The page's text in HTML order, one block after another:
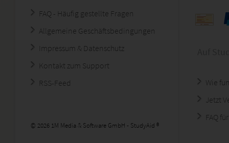
FAQ - Häufig gestellte Fragen
Allgemeine Geschäftsbedingungen
Impressum & Datenschutz
Kontakt zum Support
RSS-Feed
© 2026 1M Media & Software GmbH - StudyAid ®
Wie
Jetzt
FAQ